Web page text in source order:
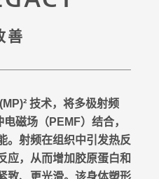
善
技术，将多极射频
磁场（PEMF）结合，
。射频在组织中引发热反
应，从而增加胶原蛋白和
致、更光滑。该身体塑形